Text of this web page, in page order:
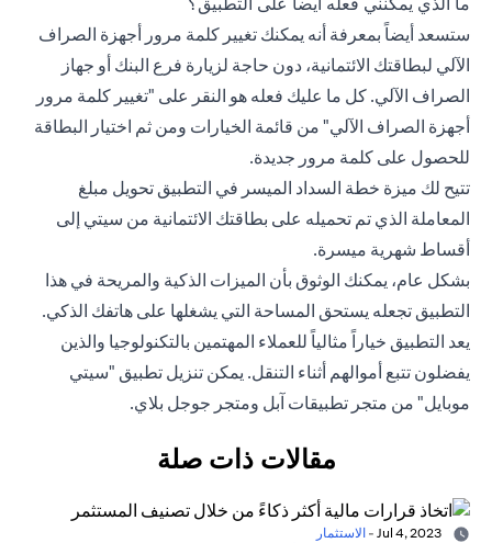
ستسعد أيضاً بمعرفة أنه يمكنك تغيير كلمة مرور أجهزة الصراف
الآلي لبطاقتك الائتمانية، دون حاجة لزيارة فرع البنك أو جهاز
الصراف الآلي. كل ما عليك فعله هو النقر على "تغيير كلمة مرور
أجهزة الصراف الآلي" من قائمة الخيارات ومن ثم اختيار البطاقة
للحصول على كلمة مرور جديدة.
تتيح لك ميزة خطة السداد الميسر في التطبيق تحويل مبلغ
المعاملة الذي تم تحميله على بطاقتك الائتمانية من سيتي إلى
أقساط شهرية ميسرة.
بشكل عام، يمكنك الوثوق بأن الميزات الذكية والمريحة في هذا
التطبيق تجعله يستحق المساحة التي يشغلها على هاتفك الذكي.
يعد التطبيق خياراً مثالياً للعملاء المهتمين بالتكنولوجيا والذين
يفضلون تتبع أموالهم أثناء التنقل. يمكن تنزيل تطبيق "سيتي
موبايل" من متجر تطبيقات آبل ومتجر جوجل بلاي.
مقالات ذات صلة
- الاستثمار